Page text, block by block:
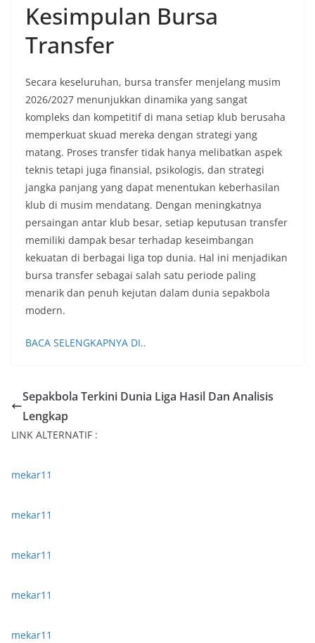
Kesimpulan Bursa
Transfer
Secara keseluruhan, bursa transfer menjelang musim
2026/2027 menunjukkan dinamika yang sangat
kompleks dan kompetitif di mana setiap klub berusaha
memperkuat skuad mereka dengan strategi yang
matang. Proses transfer tidak hanya melibatkan aspek
teknis tetapi juga finansial, psikologis, dan strategi
jangka panjang yang dapat menentukan keberhasilan
klub di musim mendatang. Dengan meningkatnya
persaingan antar klub besar, setiap keputusan transfer
memiliki dampak besar terhadap keseimbangan
kekuatan di berbagai liga top dunia. Hal ini menjadikan
bursa transfer sebagai salah satu periode paling
menarik dan penuh kejutan dalam dunia sepakbola
modern.
BACA SELENGKAPNYA DI..
Sepakbola Terkini Dunia Liga Hasil Dan Analisis
Lengkap
LINK ALTERNATIF :
mekar11
mekar11
mekar11
mekar11
mekar11